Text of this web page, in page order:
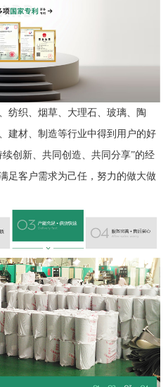
纺织、烟草、大理石、玻璃、陶
建材、制造等行业中得到用户的好
创新、共同创造、共同分享”的经
足客户需求为己任，努力的做大做